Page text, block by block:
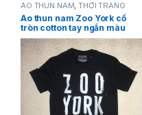
ÁO THUN NAM,THỜI TRANG
NAM,
Áo thun nam Zoo York cổ
tròn cotton tay ngắn màu
đen size S chính hãng hàng
mỹ